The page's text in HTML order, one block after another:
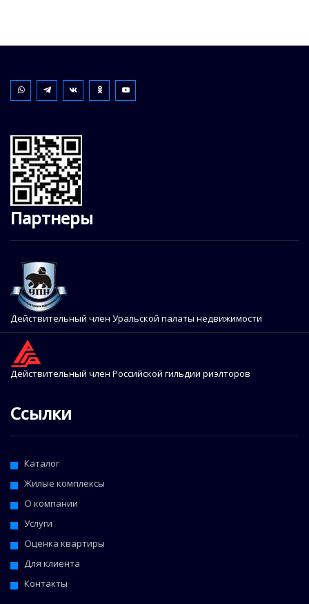
Партнеры
Действительный член Уральской палаты недвижимости
Действительный член Российской гильдии риэлторов
Ссылки
Каталог
Жилые комплексы
О компании
Услуги
Оценка квартиры
Для клиента
Контакты